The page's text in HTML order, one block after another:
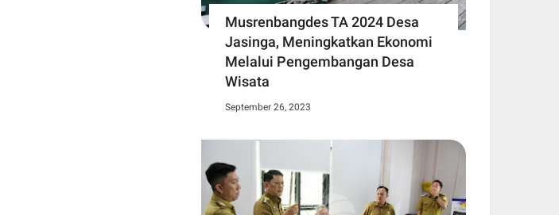
Musrenbangdes TA 2024 Desa
Jasinga, Meningkatkan Ekonomi
Melalui Pengembangan Desa
Wisata
September 26, 2023